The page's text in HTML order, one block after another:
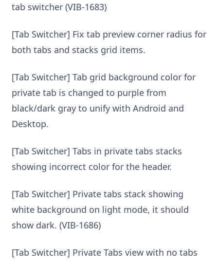
tab switcher (VIB-1683)
[Tab Switcher] Fix tab preview corner radius for
both tabs and stacks grid items.
[Tab Switcher] Tab grid background color for
private tab is changed to purple from
black/dark gray to unify with Android and
Desktop.
[Tab Switcher] Tabs in private tabs stacks
showing incorrect color for the header.
[Tab Switcher] Private tabs stack showing
white background on light mode, it should
show dark. (VIB-1686)
[Tab Switcher] Private Tabs view with no tabs